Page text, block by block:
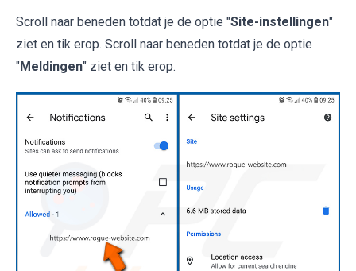
Scroll naar beneden totdat je de optie "Site-instellingen"
ziet en tik erop. Scroll naar beneden totdat je de optie
"Meldingen" ziet en tik erop.